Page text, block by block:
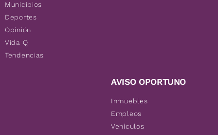
Municipios
Deportes
Opinión
Vida Q
Tendencias
AVISO OPORTUNO
Inmuebles
Empleos
Vehículos